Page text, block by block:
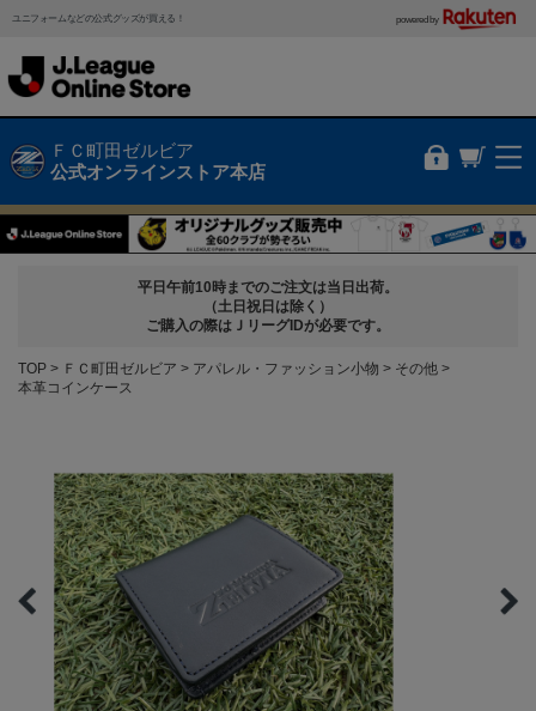
ユニフォームなどの公式グッズが買える！ powered by
ＦＣ町田ゼルビア
公式オンラインストア本店
平日午前10時までのご注文は当日出荷。
（土日祝日は除く）
ご購入の際はＪリーグIDが必要です。
TOP ＦＣ町田ゼルビア アパレル・ファッション小物
その他
本革コインケース